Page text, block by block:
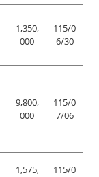
1,350,
000
115/0
6/30
9,800,
000
115/0
7/06
1,575,
115/0